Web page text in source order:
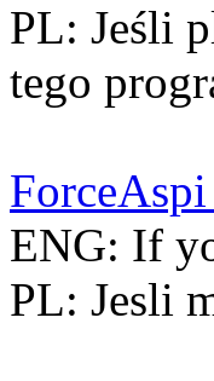
PL: Jeśli
tego
ENG: If
PL: Jesli